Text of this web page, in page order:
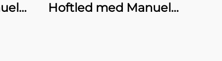
Hoftled med Manuelt